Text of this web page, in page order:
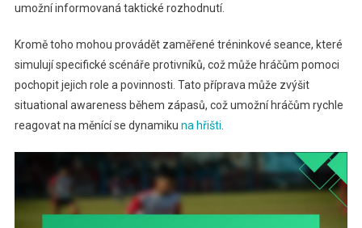
umožní informovaná taktické rozhodnutí.
Kromě toho mohou provádět zaměřené tréninkové seance, které
simulují specifické scénáře protivníků, což může hráčům pomoci
pochopit jejich role a povinnosti. Tato příprava může zvýšit
situational awareness během zápasů, což umožní hráčům rychle
reagovat na měnící se dynamiku na hřišti